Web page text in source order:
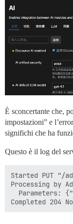
È sconcertante che,
impostazioni” e
significhi che ha
Questo è il log del
Started PUT "/
Processing by
Parameters: